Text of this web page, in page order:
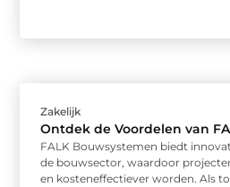
Zakelijk
Ontdek de Voordelen van
FALK Bouwsystemen biedt
de bouwsector, waardoor
en kosteneffectiever worden. Als